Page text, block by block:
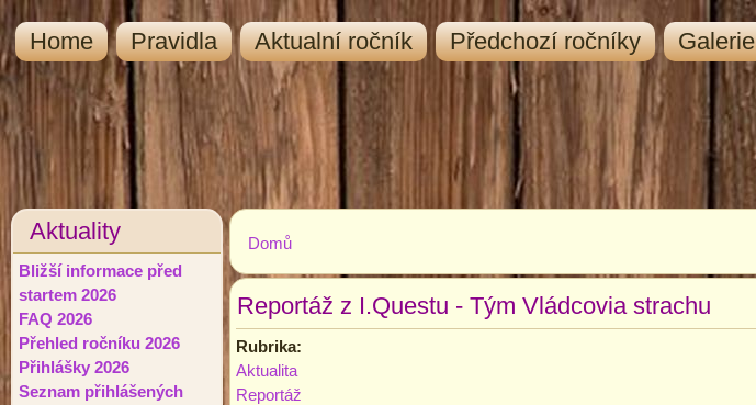
Home Pravidla Aktualní ročník Předchozí ročníky Galerie
Aktuality
Bližší informace před
startem 2026
FAQ 2026
Přehled ročníku 2026
Přihlášky 2026
Seznam přihlášených
Jste zde
Domů
Reportáž z I.Questu - Tým Vládcovia strachu
Rubrika:
Aktualita
Reportáž